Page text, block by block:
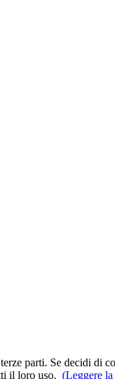
parti. Se decidi di
il loro uso. (Leggere la